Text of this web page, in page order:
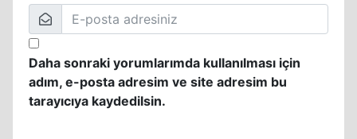
Daha sonraki yorumlarımda kullanılması için
adım, e-posta adresim ve site adresim bu
tarayıcıya kaydedilsin.